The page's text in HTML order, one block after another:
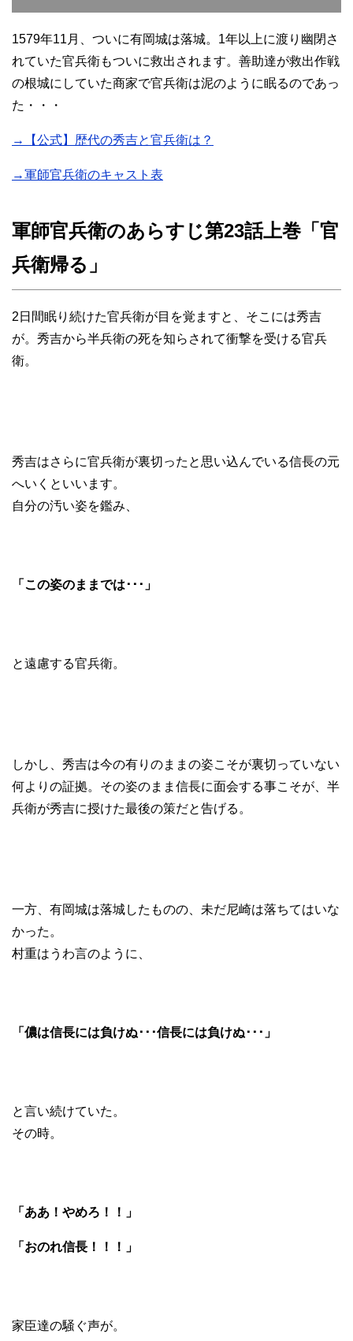
1579年11月、ついに有岡城は落城。1年以上に渡り幽閉さ
れていた官兵衛もついに救出されます。善助達が救出作戦
の根城にしていた商家で官兵衛は泥のように眠るのであっ
た・・・
→【公式】歴代の秀吉と官兵衛は？
→軍師官兵衛のキャスト表
軍師官兵衛のあらすじ第23話上巻「官
兵衛帰る」
2日間眠り続けた官兵衛が目を覚ますと、そこには秀吉
が。秀吉から半兵衛の死を知らされて衝撃を受ける官兵
衛。
秀吉はさらに官兵衛が裏切ったと思い込んでいる信長の元
へいくといいます。
自分の汚い姿を鑑み、
「この姿のままでは･･･」
と遠慮する官兵衛。
しかし、秀吉は今の有りのままの姿こそが裏切っていない
何よりの証拠。その姿のまま信長に面会する事こそが、半
兵衛が秀吉に授けた最後の策だと告げる。
一方、有岡城は落城したものの、未だ尼崎は落ちてはいな
かった。
村重はうわ言のように、
「儂は信長には負けぬ･･･信長には負けぬ･･･」
と言い続けていた。
その時。
「ああ！やめろ！！」
「おのれ信長！！！」
家臣達の騒ぐ声が。